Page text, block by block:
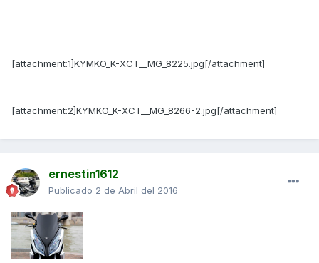
[attachment:1]KYMKO_K-XCT__MG_8225.jpg[/attachment]
[attachment:2]KYMKO_K-XCT__MG_8266-2.jpg[/attachment]
ernestin1612
Publicado 2 de Abril del 2016